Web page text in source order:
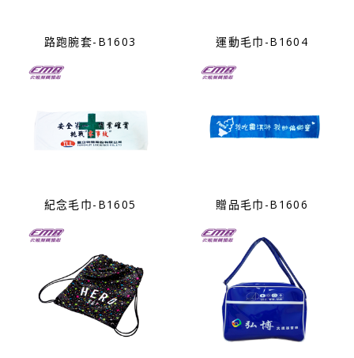
路跑腕套-B1603 運動毛巾-B1604
紀念毛巾-B1605 贈品毛巾-B1606